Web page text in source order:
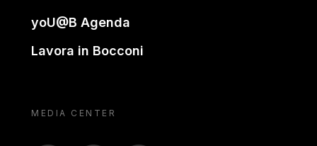
yoU@B Agenda
Lavora in Bocconi
MEDIA CENTER